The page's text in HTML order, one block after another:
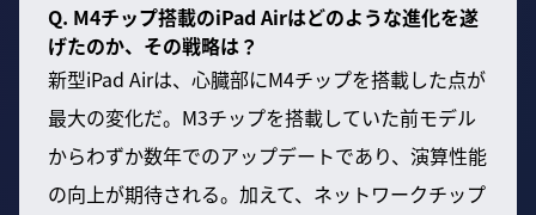
Q. M4チップ搭載のiPad Airはどのような進化を遂
げたのか、その戦略は？
新型iPad Airは、心臓部にM4チップを搭載した点が
最大の変化だ。M3チップを搭載していた前モデル
からわずか数年でのアップデートであり、演算性能
の向上が期待される。加えて、ネットワークチップ